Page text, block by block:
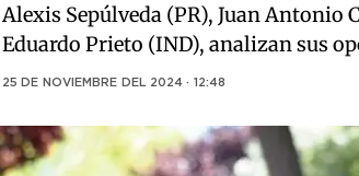
Alexis Sepúlveda (PR), Juan Antonio
Eduardo Prieto (IND), analizan sus
25 DE NOVIEMBRE DEL 2024 · 12:48